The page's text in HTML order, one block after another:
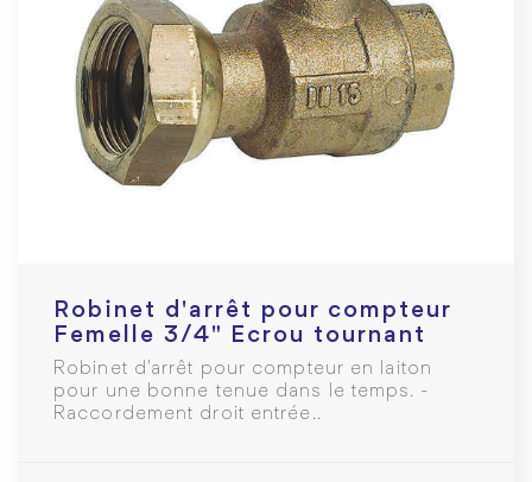
Robinet d'arrêt pour compteur
Femelle 3/4" Ecrou tournant
3/4" Manette papillon
Robinet d'arrêt pour compteur en laiton
pour une bonne tenue dans le temps. -
Raccordement droit entrée..